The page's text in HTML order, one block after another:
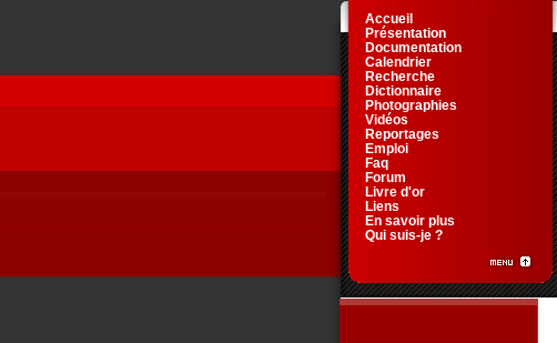
Accueil
Présentation
Documentation
Calendrier
Recherche
Dictionnaire
Photographies
Vidéos
Reportages
Emploi
Faq
Forum
Livre d'or
Liens
En savoir plus
Qui suis-je ?